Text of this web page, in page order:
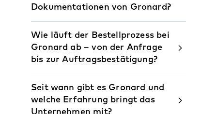
Dokumentationen von Gronard?
Wie läuft der Bestellprozess bei
Gronard ab – von der Anfrage
bis zur Auftragsbestätigung?
Seit wann gibt es Gronard und
welche Erfahrung bringt das
Unternehmen mit?